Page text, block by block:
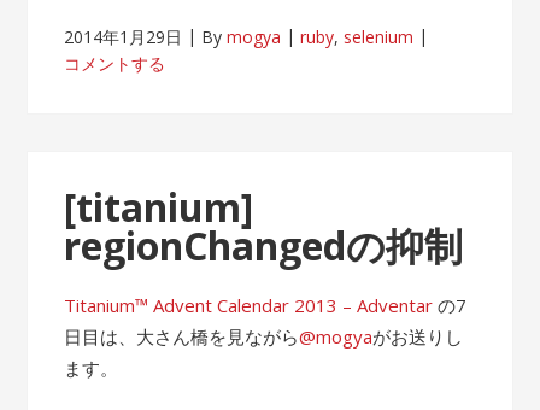
2014年1月29日 Bymogya ruby, selenium
コメントする
[titanium]
regionChangedの抑制
Titanium™ Advent Calendar 2013 – Adventar の7
日目は、大さん橋を見ながら@mogyaがお送りし
ます。